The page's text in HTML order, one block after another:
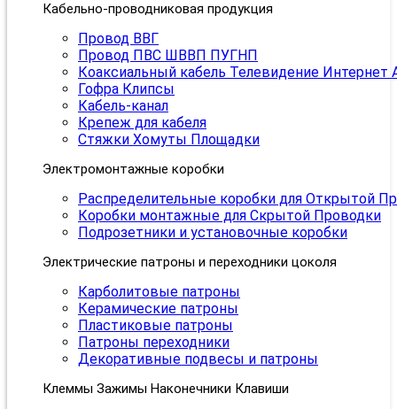
Кабельно-проводниковая продукция
Провод ВВГ
Провод ПВС ШВВП ПУГНП
Коаксиальный кабель Телевидение Интернет
Гофра Клипсы
Кабель-канал
Крепеж для кабеля
Стяжки Хомуты Площадки
Электромонтажные коробки
Распределительные коробки для Открытой
Коробки монтажные для Скрытой Проводки
Подрозетники и установочные коробки
Электрические патроны и переходники цоколя
Карболитовые патроны
Керамические патроны
Пластиковые патроны
Патроны переходники
Декоративные подвесы и патроны
Клеммы Зажимы Наконечники Клавиши